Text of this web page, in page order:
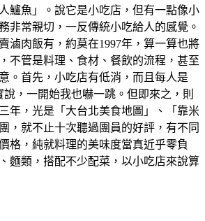
鱸魚」。說它是小吃店，但有一點像小
非常親切，一反傳統小吃給人的感覺。
滷肉飯有，約莫在1997年，算一算也將
不管是料理、食材、餐飲的流程，甚至
。首先，小吃店有低消，而且每人是
，一開始我也嚇一跳。但即來之，則
年，光是「大台北美食地圖」、「靠米
，就不止十次聽過團員的好評，有不同
格，純就料理的美味度當真近乎零負
麵類，搭配不少配菜，以小吃店來說算